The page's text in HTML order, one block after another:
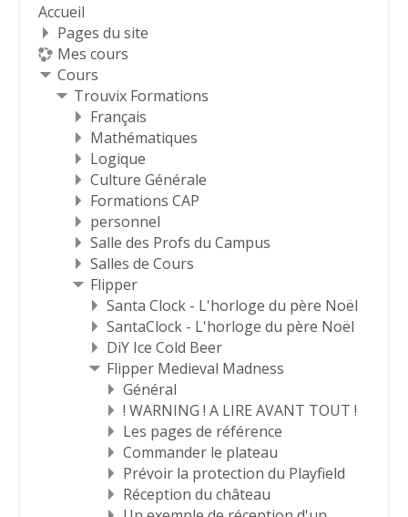
Accueil
Pages du site
Mes cours
Cours
Trouvix Formations
Français
Mathématiques
Logique
Culture Générale
Formations CAP
personnel
Salle des Profs du Campus
Salles de Cours
Flipper
Santa Clock - L'horloge du père Noël
SantaClock - L'horloge du père Noël
DiY Ice Cold Beer
Flipper Medieval Madness
Général
! WARNING ! A LIRE AVANT TOUT !
Les pages de référence
Commander le plateau
Prévoir la protection du Playfield
Réception du château